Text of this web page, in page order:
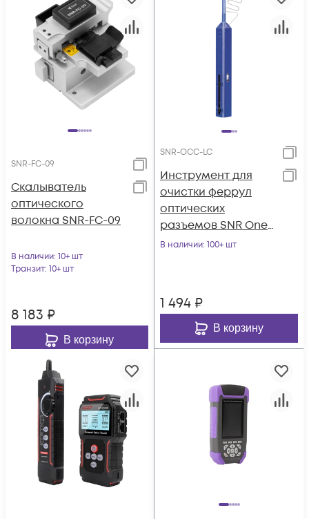
SNR-FC-09
Скалыватель
оптического
волокна SNR-FC-09
В наличии: 10+ шт
Транзит: 10+ шт
8 183 ₽
В корзину
SNR-OCC-LC
Инструмент для
очистки феррул
оптических
разъемов SNR One-
Click-Cleaner SNR-
В наличии: 100+ шт
1 494 ₽
В корзину